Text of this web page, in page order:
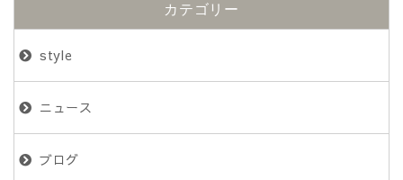
カテゴリー
style
ニュース
ブログ